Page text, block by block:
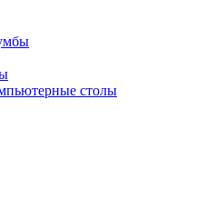
столы